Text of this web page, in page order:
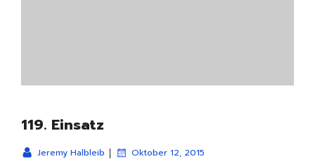
119. Einsatz
Jeremy Halbleib | Oktober 12, 2015